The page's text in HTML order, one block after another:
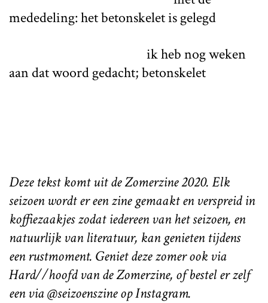
mededeling: het betonskelet is gelegd
ik heb nog weken
aan dat woord gedacht; betonskelet
Deze tekst komt uit de Zomerzine 2020. Elk
seizoen wordt er een zine gemaakt en verspreid in
koffiezaakjes zodat iedereen van het seizoen, en
natuurlijk van literatuur, kan genieten tijdens
een rustmoment. Geniet deze zomer ook via
Hard//hoofd van de Zomerzine, of bestel er zelf
een via @seizoenszine op Instagram.